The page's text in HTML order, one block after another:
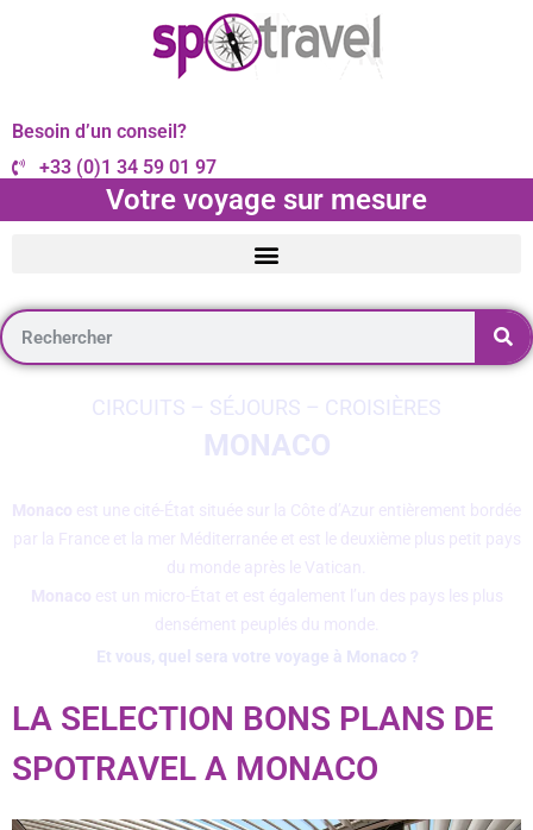
Besoin d’un conseil?
+33 (0)1 34 59 01 97
Votre voyage sur mesure
CIRCUITS – SÉJOURS – CROISIÈRES
MONACO
Monaco est une cité-État située sur la Côte d’Azur entièrement bordée
par la France et la mer Méditerranée et est le deuxième plus petit pays
du monde après le Vatican.
Monaco est un micro-État et est également l’un des pays les plus
densément peuplés du monde.
Et vous, quel sera votre voyage à Monaco ?
LA SELECTION BONS PLANS DE
SPOTRAVEL A MONACO